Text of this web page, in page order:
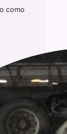
como